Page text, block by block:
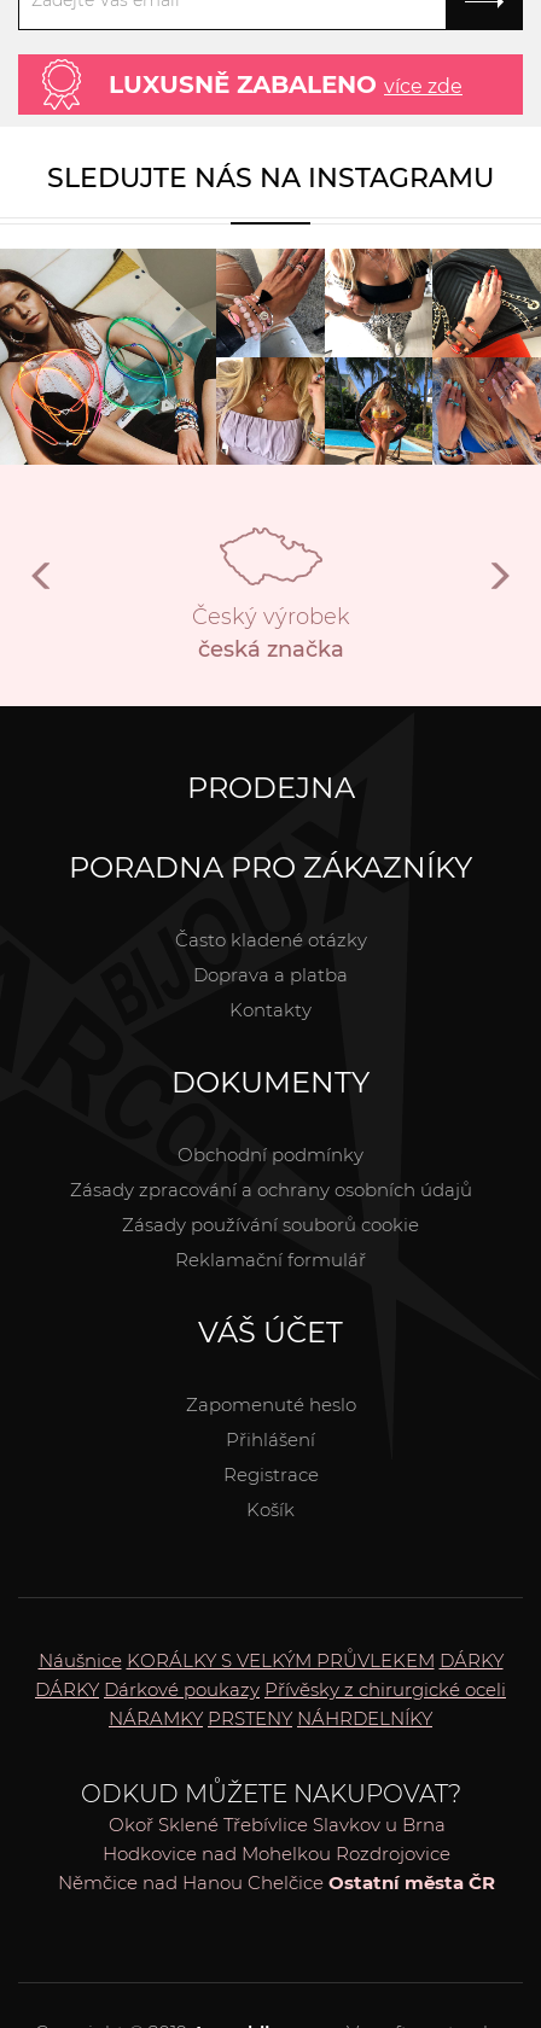
LUXUSNĚ ZABALENO více zde
SLEDUJTE NÁS NA INSTAGRAMU
Český výrobek
česká značka
PRODEJNA
PORADNA PRO ZÁKAZNÍKY
Často kladené otázky
Doprava a platba
Kontakty
DOKUMENTY
Obchodní podmínky
Zásady zpracování a ochrany osobních údajů
Zásady používání souborů cookie
Reklamační formulář
VÁŠ ÚČET
Zapomenuté heslo
Přihlášení
Registrace
Košík
Náušnice KORÁLKY S VELKÝM PRŮVLEKEM DÁRKY
DÁRKY Dárkové poukazy Přívěsky z chirurgické oceli
NÁRAMKY PRSTENY NÁHRDELNÍKY
ODKUD MŮŽETE NAKUPOVAT?
Okoř Sklené Třebívlice Slavkov u Brna
Hodkovice nad Mohelkou Rozdrojovice
Němčice nad Hanou Chelčice Ostatní města ČR